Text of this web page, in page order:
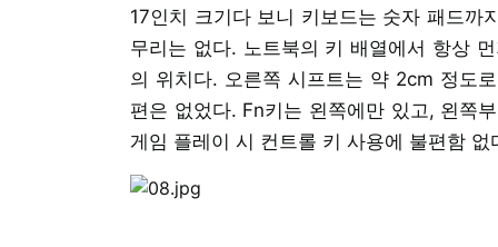
17인치 크기다 보니 키보드는 숫자 패드까
무리는 없다. 노트북의 키 배열에서 항상
의 위치다. 오른쪽 시프트는 약 2cm 정도
편은 없었다. Fn키는 왼쪽에만 있고, 왼쪽
게임 플레이 시 컨트롤 키 사용에 불편함 없